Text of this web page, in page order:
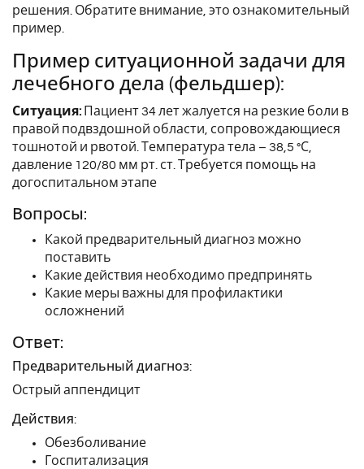
решения. Обратите внимание, это ознакомительный
пример.
Пример ситуационной задачи для
лечебного дела (фельдшер):
Ситуация: Пациент 34 лет жалуется на резкие боли в
правой подвздошной области, сопровождающиеся
тошнотой и рвотой. Температура тела – 38,5 °С,
давление 120/80 мм рт. ст. Требуется помощь на
догоспитальном этапе
Вопросы:
Какой предварительный диагноз можно
поставить
Какие действия необходимо предпринять
Какие меры важны для профилактики
осложнений
Ответ:
Предварительный диагноз:
Острый аппендицит
Действия:
Обезболивание
Госпитализация